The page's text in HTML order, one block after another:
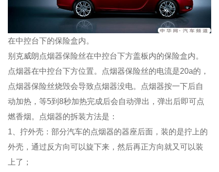
在中控台下的保险盒内。
别克威朗点烟器保险丝在中控台下方盖板内的保险盒内。
点烟器在中控台下方位置。点烟器保险丝的电流是20a的，
点烟器保险丝烧毁会导致点烟器没电。点烟器按一下后自
动加热，等5到8秒加热完成后会自动弹出，弹出后即可点
燃香烟。点烟器的拆装方法是：
1、拧外壳：部分汽车的点烟器的器座后面，装的是拧上的
外壳，通过反方向可以旋下来，然后再正方向就又可以装
上了；